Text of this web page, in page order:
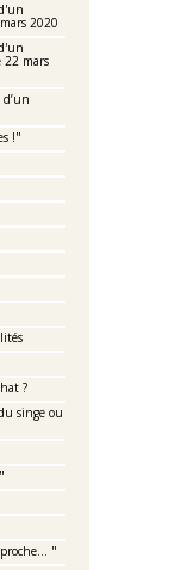
2020
22 mars
!"
?
singe ou
"